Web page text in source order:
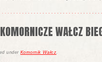
WAŁCZ
under Komornik Wałcz.